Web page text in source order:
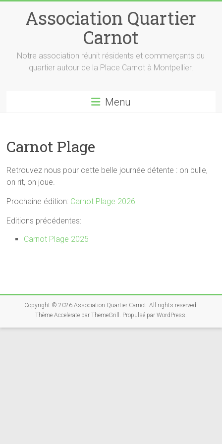
contentAssociation Quartier
Carnot
Notre association réunit résidents et commerçants du
quartier autour de la Place Carnot à Montpellier.
Menu
Carnot Plage
Retrouvez nous pour cette belle journée détente : on bulle,
on rit, on joue.
Prochaine édition: Carnot Plage 2026
Editions précédentes:
Carnot Plage 2025
Copyright © 2026 Association Quartier Carnot. All rights reserved.
Thème Acceleratepar ThemeGrill. Propulsé par WordPress.